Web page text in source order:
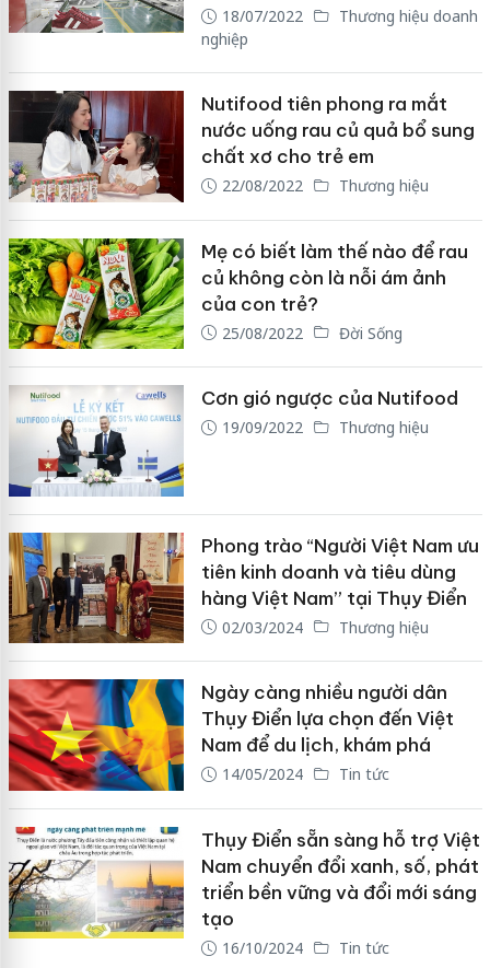
18/07/2022
Thương hiệu doanh
nghiệp
Nutifood tiên phong ra mắt
nước uống rau củ quả bổ sung
chất xơ cho trẻ em
22/08/2022 Thương hiệu
Mẹ có biết làm thế nào để rau
củ không còn là nỗi ám ảnh
của con trẻ?
25/08/2022 Đời Sống
Cơn gió ngược của Nutifood
19/09/2022 Thương hiệu
Phong trào “Người Việt Nam ưu
tiên kinh doanh và tiêu dùng
hàng Việt Nam” tại Thụy Điển
02/03/2024 Thương hiệu
Ngày càng nhiều người dân
Thụy Điển lựa chọn đến Việt
Nam để du lịch, khám phá
14/05/2024 Tin tức
Thụy Điển sẵn sàng hỗ trợ Việt
Nam chuyển đổi xanh, số, phát
triển bền vững và đổi mới sáng
tạo
16/10/2024 Tin tức